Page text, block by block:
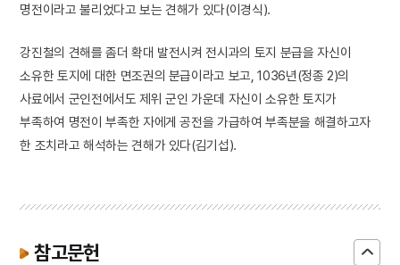
명전이라고 불리었다고 보는 견해가 있다(이경식).
강진철의 견해를 좀더 확대 발전시켜 전시과의 토지 분급을 자신이
소유한 토지에 대한 면조권의 분급이라고 보고, 1036년(정종 2)의
사료에서 군인전에서도 제위 군인 가운데 자신이 소유한 토지가
부족하여 명전이 부족한 자에게 공전을 가급하여 부족분을 해결하고자
한 조치라고 해석하는 견해가 있다(김기섭).
참고문헌